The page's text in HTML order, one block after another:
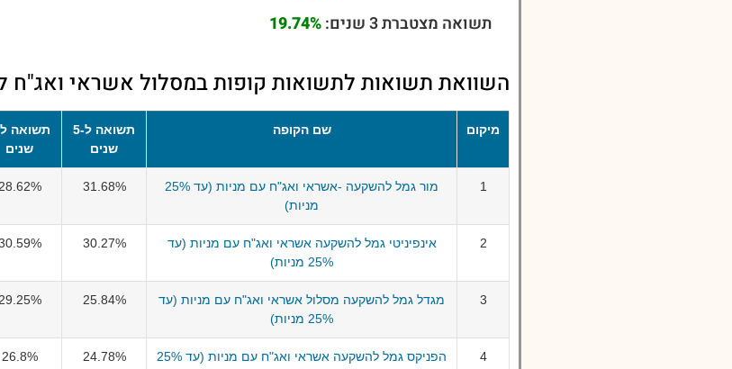
תשואה מצטברת 3 שנים:
19.74%
השוואת תשואות לתשואות קופות במסלול אשראי ואג"ח ל-5
מיקום שם הקופה
תשואה ל-5
שנים
שנים
1
מור גמל להשקעה -אשראי ואג"ח עם מניות (עד 25%
מניות)
31.68%
28.62%
2
אינפיניטי גמל להשקעה אשראי ואג"ח עם מניות (עד
25% מניות)
30.27%
3
מגדל גמל להשקעה מסלול אשראי ואג"ח עם מניות (עד
25% מניות)
25.84%
29.25%
4
הפניקס גמל להשקעה אשראי ואג"ח עם מניות (עד 25%
24.78%
26.8%